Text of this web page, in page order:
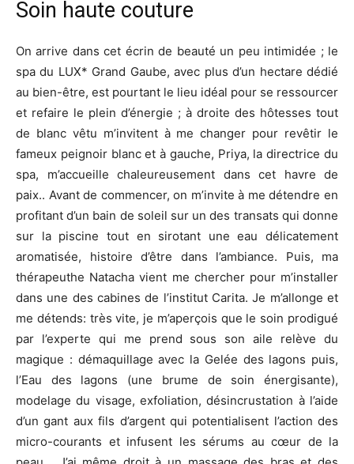
Soin haute couture
On arrive dans cet écrin de beauté un peu intimidée ; le
spa du LUX* Grand Gaube, avec plus d’un hectare dédié
au bien-être, est pourtant le lieu idéal pour se ressourcer
et refaire le plein d’énergie ; à droite des hôtesses tout
de blanc vêtu m’invitent à me changer pour revêtir le
fameux peignoir blanc et à gauche, Priya, la directrice du
spa, m’accueille chaleureusement dans cet havre de
paix.. Avant de commencer, on m’invite à me détendre en
profitant d’un bain de soleil sur un des transats qui donne
sur la piscine tout en sirotant une eau délicatement
aromatisée, histoire d’être dans l’ambiance. Puis, ma
thérapeuthe Natacha vient me chercher pour m’installer
dans une des cabines de l’institut Carita. Je m’allonge et
me détends: très vite, je m’aperçois que le soin prodigué
par l’experte qui me prend sous son aile relève du
magique : démaquillage avec la Gelée des lagons puis,
l’Eau des lagons (une brume de soin énergisante),
modelage du visage, exfoliation, désincrustation à l’aide
d’un gant aux fils d’argent qui potentialisent l’action des
micro-courants et infusent les sérums au cœur de la